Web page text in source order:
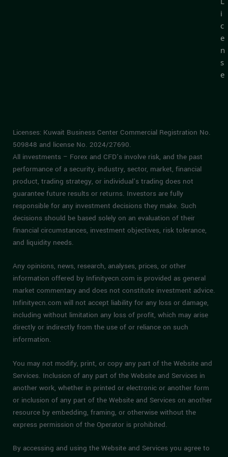
i
c
e
n
s
e
Licenses: Kuwait Business Center Commercial Registration No.
509848 and license No. 2024/27690.
All investments – Forex and CFD’s involve risk, and the past
performance of a security, industry, sector, market, financial
product, trading strategy, or individual’s trading does not
guarantee future results or returns. Investors are fully
responsible for any investment decisions they make. Such
decisions should be based solely on an evaluation of their
financial circumstances, investment objectives, risk tolerance,
and liquidity needs.
Any opinions, news, research, analyses, prices, or other
information offered by Infinityecn.com is provided as general
market commentary and does not constitute investment advice.
Infinityecn.com will not accept liability for any loss or damage,
including without limitation any loss of profit, which may arise
directly or indirectly from the use of or reliance on such
information.
You may not modify, print, or copy any part of the Website and
Services. Inclusion of any part of the Website and Services in
another work, whether in printed or electronic or another form
or inclusion of any part of the Website and Services on another
resource by embedding, framing, or otherwise without the
express permission of the Operator is prohibited.
By accessing and using the Website and Services you agree to